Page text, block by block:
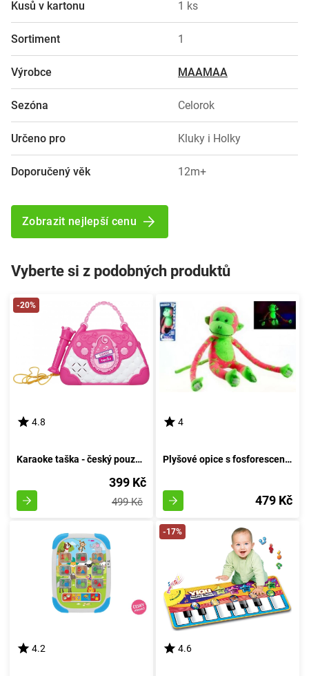
Kusů v kartonu 1 ks
Sortiment 1
Výrobce MAAMAA
Sezóna Celorok
Určeno pro Kluky i Holky
Doporučený věk 12m+
Zobrazit nejlepší cenu
Vyberte si z podobných produktů
-20%
4.8
Karaoke taška - český pouzdro
399 Kč
499 Kč
4
Plyšové opice s fosforescenčním efektem 45x14cm - růžová/zelená - baleno v krabici
479 Kč
4.2
-17%
4.6